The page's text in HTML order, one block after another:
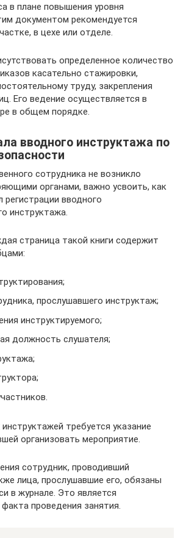
в плане повышения уровня
документом рекомендуется
в цехе или отделе.
определенное количество
касательно стажировки,
труду, закрепления
Его ведение осуществляется в
в общем порядке.
вводного инструктажа по
сотрудника не возникло
органами, важно усвоить, как
регистрации вводного
инструктажа.
страница такой книги содержит
прослушавшего инструктаж;
инструктируемого;
должность слушателя;
требуется указание
организовать мероприятие.
сотрудник, проводивший
лица, прослушавшие его, обязаны
в журнале. Это является
проведения занятия.